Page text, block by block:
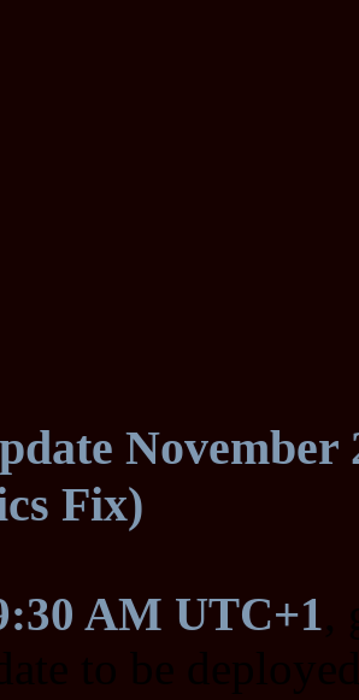
November
Fix)
AM UTC+1